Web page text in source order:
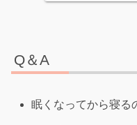
Q＆A
眠くなってから寝る